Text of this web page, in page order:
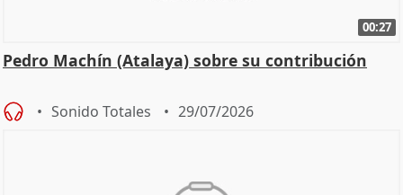
00:27
Pedro Machín (Atalaya) sobre su contribución
Sonido Totales 29/07/2026